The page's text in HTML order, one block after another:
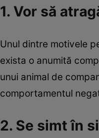
1. Vor să
Unul dintre motivele
exista o anumită
unui animal de
comportamentul
2. Se simt în